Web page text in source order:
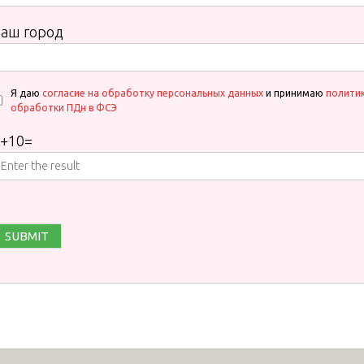
город
Я даю согласие на обработку персональных данных и принимаю
обработки ПДн в ФСЭ
+10=